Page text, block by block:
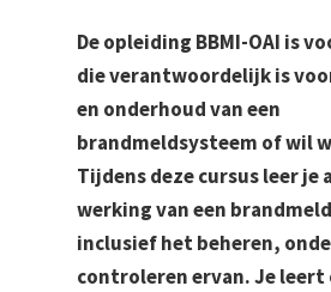
De opleiding BBMI-OAI is
die verantwoordelijk is
en onderhoud van een
brandmeldsysteem of wil
Tijdens deze cursus leer je
werking van een
inclusief het beheren,
controleren ervan. Je leert